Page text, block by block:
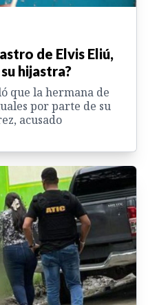
de Elvis Eliú,
hijastra?
que la hermana de
por parte de su
acusado